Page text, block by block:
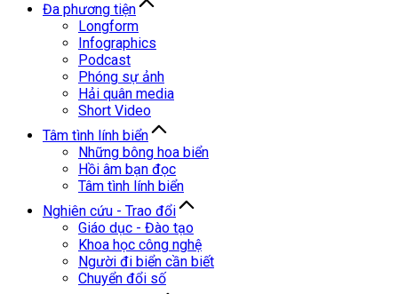
Đa phương tiện
Longform
Infographics
Podcast
Phóng sự ảnh
Hải quân media
Short Video
Tâm tình lính biển
Những bông hoa biển
Hồi âm bạn đọc
Tâm tình lính biển
Nghiên cứu - Trao đổi
Giáo dục - Đào tạo
Khoa học công nghệ
Người đi biển cần biết
Chuyển đổi số